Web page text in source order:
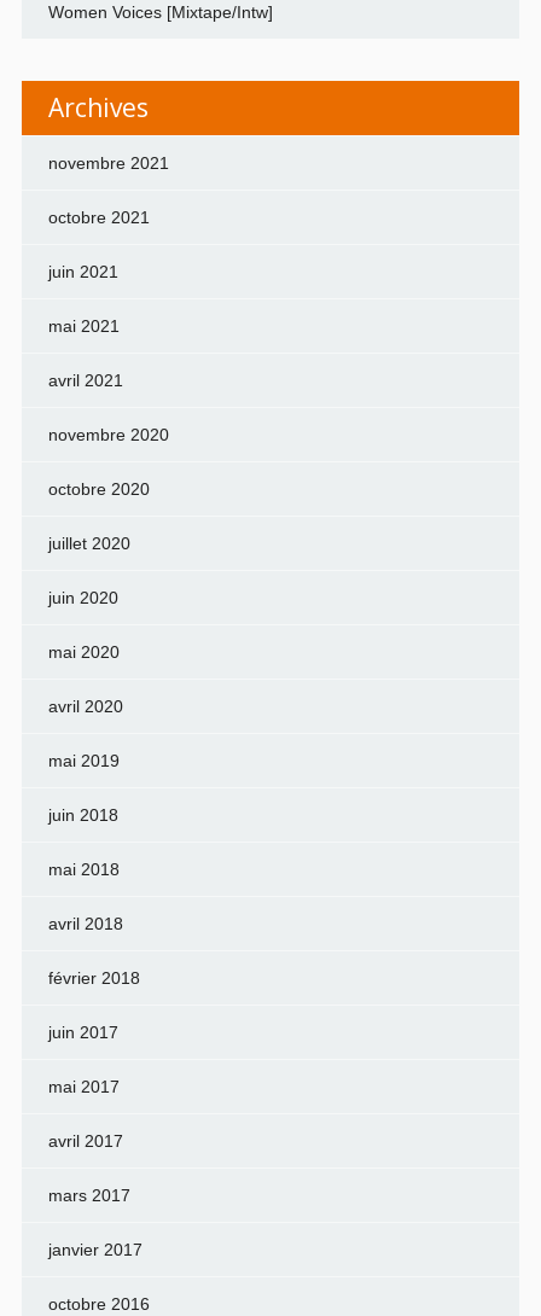
Women Voices [Mixtape/Intw]
Archives
novembre 2021
octobre 2021
juin 2021
mai 2021
avril 2021
novembre 2020
octobre 2020
juillet 2020
juin 2020
mai 2020
avril 2020
mai 2019
juin 2018
mai 2018
avril 2018
février 2018
juin 2017
mai 2017
avril 2017
mars 2017
janvier 2017
octobre 2016